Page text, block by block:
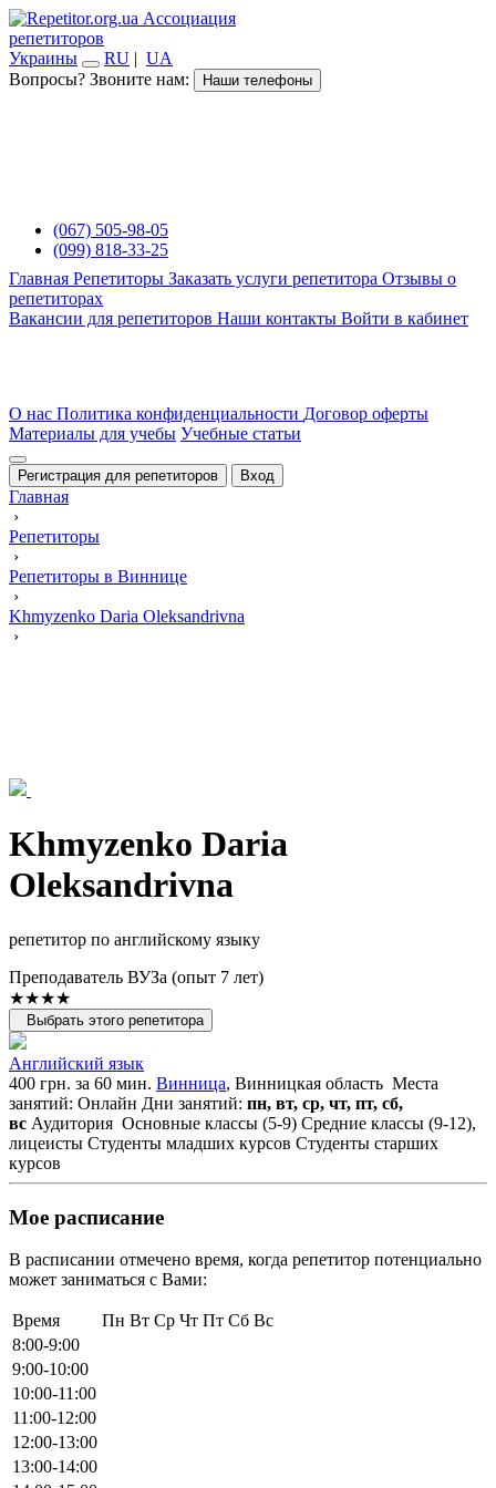
Ассоциация
репетиторов
Украины
RU | UA
Вопросы? Звоните нам:
Наши телефоны
(067) 505-98-05
(099) 818-33-25
Главная Репетиторы Заказать услуги репетитора Отзывы о
репетиторах
Вакансии для репетиторов Наши контакты Войти в кабинет
О нас Политика конфиденциальности Договор оферты
Материалы для учебы Учебные статьи
Регистрация для репетиторов Вход
Главная
›
Репетиторы
›
Репетиторы в Виннице
›
Khmyzenko Daria Oleksandrivna
›
Khmyzenko Daria
Oleksandrivna
репетитор по английскому языку
Преподаватель ВУЗа (опыт 7 лет)
★★★★
Выбрать этого репетитора
Английский язык
400 грн. за 60 мин. Винница, Винницкая область Места
занятий: Онлайн Дни занятий: пн, вт, ср, чт, пт, сб,
вс Аудитория Основные классы (5-9) Средние классы (9-12),
лицеисты Студенты младших курсов Студенты старших
курсов
Мое расписание
В расписании отмечено время, когда репетитор потенциально
может заниматься с Вами:
Время Пн Вт Ср Чт Пт Сб Вс
8:00-9:00
9:00-10:00
10:00-11:00
11:00-12:00
12:00-13:00
13:00-14:00